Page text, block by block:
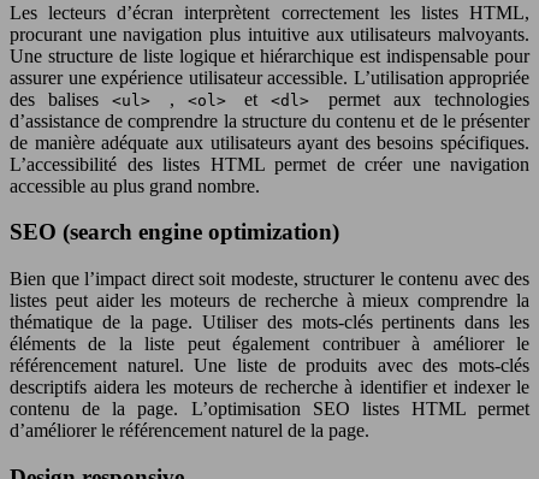
Les lecteurs d’écran interprètent correctement les listes HTML,
procurant une navigation plus intuitive aux utilisateurs malvoyants.
Une structure de liste logique et hiérarchique est indispensable pour
assurer une expérience utilisateur accessible. L’utilisation appropriée
des balises<ul> , <ol>et<dl> permet aux technologies
d’assistance de comprendre la structure du contenu et de le présenter
de manière adéquate aux utilisateurs ayant des besoins spécifiques.
L’accessibilité des listes HTML permet de créer une navigation
accessible au plus grand nombre.
SEO (search engine optimization)
Bien que l’impact direct soit modeste, structurer le contenu avec des
listes peut aider les moteurs de recherche à mieux comprendre la
thématique de la page. Utiliser des mots-clés pertinents dans les
éléments de la liste peut également contribuer à améliorer le
référencement naturel. Une liste de produits avec des mots-clés
descriptifs aidera les moteurs de recherche à identifier et indexer le
contenu de la page. L’optimisation SEO listes HTML permet
d’améliorer le référencement naturel de la page.